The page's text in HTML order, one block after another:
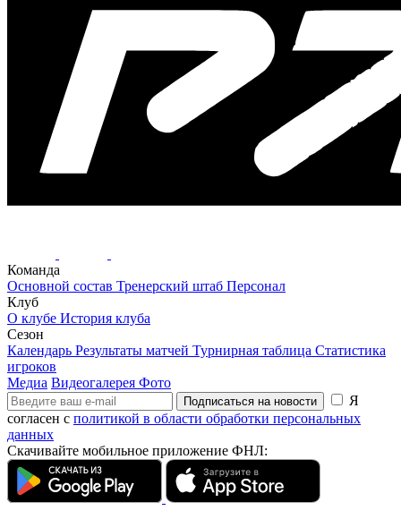
Команда
Основной состав Тренерский штаб Персонал
Клуб
О клубе История клуба
Сезон
Календарь Результаты матчей Турнирная таблица Статистика
игроков
Медиа Видеогалерея Фото
Подписаться на новости
Я
согласен с политикой в области обработки персональных
данных
Скачивайте мобильное приложение ФНЛ: